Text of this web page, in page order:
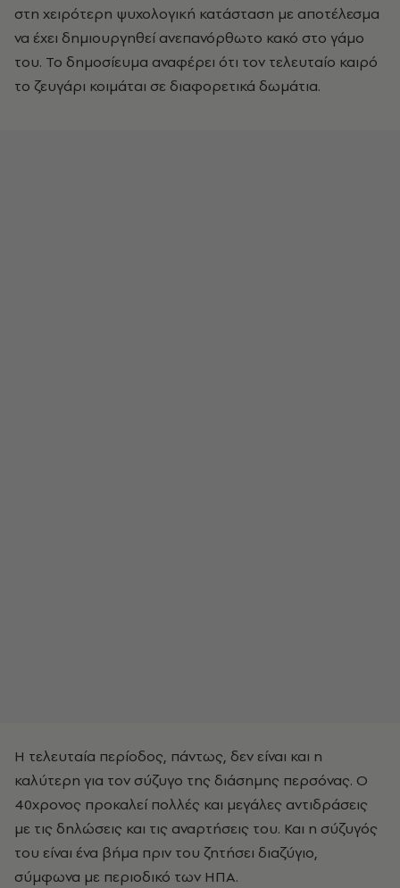
στη χειρότερη ψυχολογική κατάσταση με αποτέλεσμα
να έχει δημιουργηθεί ανεπανόρθωτο κακό στο γάμο
του. Το δημοσίευμα αναφέρει ότι τον τελευταίο καιρό
το ζευγάρι κοιμάται σε διαφορετικά δωμάτια.
Η τελευταία περίοδος, πάντως, δεν είναι και η
καλύτερη για τον σύζυγο της διάσημης περσόνας. Ο
40χρονος προκαλεί πολλές και μεγάλες αντιδράσεις
με τις δηλώσεις και τις αναρτήσεις του. Και η σύζυγός
του είναι ένα βήμα πριν του ζητήσει διαζύγιο,
σύμφωνα με περιοδικό των ΗΠΑ.